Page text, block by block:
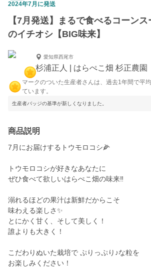
2024年7月に発送
【7月発送】まるで食べるコーン
のイチオシ【BIG味来】
愛知県西尾市
杉浦正人 | はらぺこ畑 杉正農園
マークのついた生産者さんは、過去1年間で平
ています。
生産者バッジの基準が新しくなりました。
商品説明
7月にお届けするトウモロコシ🌽
トウモロコシが好きなあなたに
ぜひ食べて欲しいはらぺこ畑の味来‼️
溺れるほどの果汁は新鮮だからこそ
味わえる楽しさ✨
とにかく甘く、そして美しく！
誰よりも大きく！
こだわりぬいた栽培で ぷりっぷり♪な粒を
お楽しみください！